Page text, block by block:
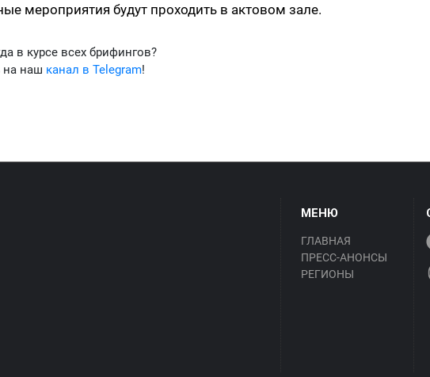
мероприятия будут проходить в актовом зале.
в курсе всех брифингов?
на наш канал в Telegram!
МЕНЮ
ГЛАВНАЯ
ПРЕСС-АНОНСЫ
РЕГИОНЫ